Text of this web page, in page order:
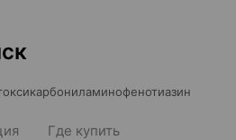
Где купить